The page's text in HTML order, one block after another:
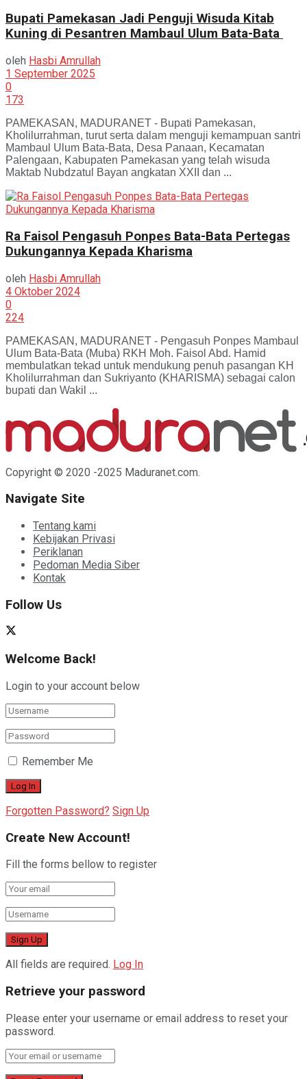
Bupati Pamekasan Jadi Penguji Wisuda Kitab
Kuning di Pesantren Mambaul Ulum Bata-Bata
oleh Hasbi Amrullah
1 September 2025
0
173
PAMEKASAN, MADURANET - Bupati Pamekasan,
Kholilurrahman, turut serta dalam menguji kemampuan santri
Mambaul Ulum Bata-Bata, Desa Panaan, Kecamatan
Palengaan, Kabupaten Pamekasan yang telah wisuda
Maktab Nubdzatul Bayan angkatan XXII dan ...
Ra Faisol Pengasuh Ponpes Bata-Bata Pertegas
Dukungannya Kepada Kharisma
oleh Hasbi Amrullah
4 Oktober 2024
0
224
PAMEKASAN, MADURANET - Pengasuh Ponpes Mambaul
Ulum Bata-Bata (Muba) RKH Moh. Faisol Abd. Hamid
membulatkan tekad untuk mendukung penuh pasangan KH
Kholilurrahman dan Sukriyanto (KHARISMA) sebagai calon
bupati dan Wakil ...
Copyright © 2020 -2025 Maduranet.com.
Navigate Site
Tentang kami
Kebijakan Privasi
Periklanan
Pedoman Media Siber
Kontak
Follow Us
Welcome Back!
Login to your account below
Remember Me
Forgotten Password? Sign Up
Create New Account!
Fill the forms bellow to register
All fields are required. Log In
Retrieve your password
Please enter your username or email address to reset your
password.